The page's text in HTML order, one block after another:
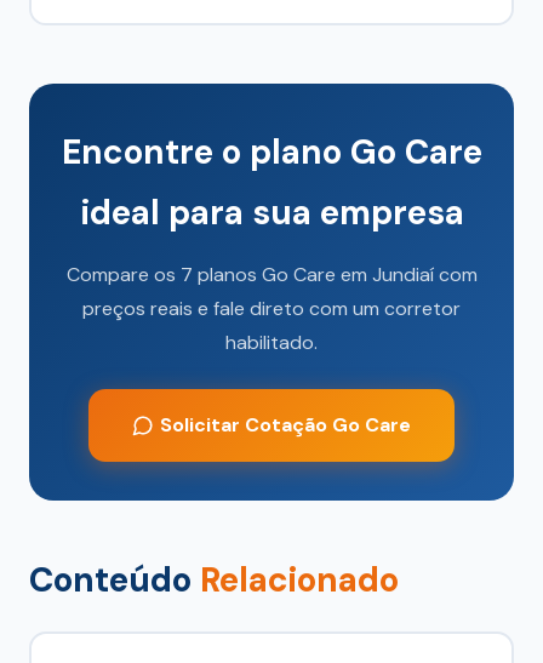
Encontre o plano Go Care
ideal para sua empresa
Compare os 7 planos Go Care em Jundiaí com
preços reais e fale direto com um corretor
habilitado.
Solicitar Cotação Go Care
Conteúdo Relacionado